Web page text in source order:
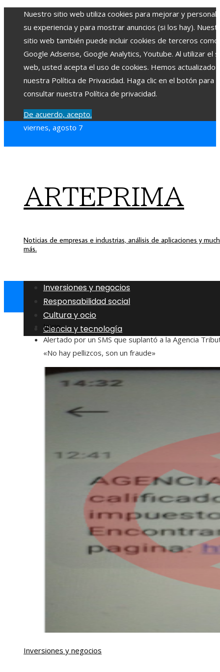
Nuestro sitio web utiliza cookies para mejorar y
su experiencia y para mostrar anuncios (si los hay).
sitio web también puede incluir cookies de terceros como
Google Adsense, Google Analytics, Youtube. Al utilizar el
web, usted acepta el uso de cookies. Hemos actualizado
nuestra Política de Privacidad. Haga clic en el botón para
consultar nuestra Política de privacidad.
De acuerdo, acepto.
viernes, agosto 7
ARTEPRIMA
Noticias de empresas e industrias, análisis de aplicaciones y
más.
Inversiones y negocios
Responsabilidad social
Cultura y ocio
Ciencia y tecnología
Inicio
Alertado por un SMS que suplantó a la Agencia
«No hay pellizcos, son un fraude»
Inversiones y negocios